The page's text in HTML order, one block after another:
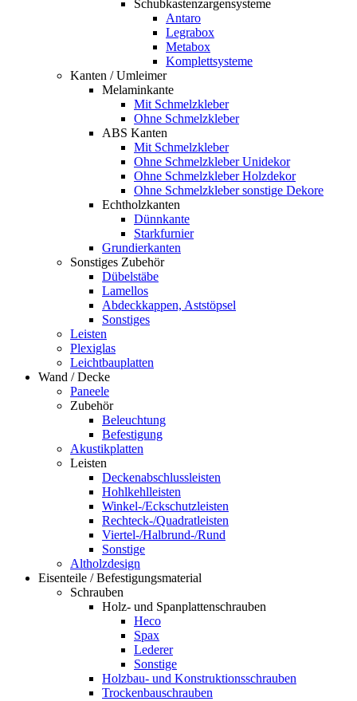
Schubkastenzargensysteme
Antaro
Legrabox
Metabox
Komplettsysteme
Kanten / Umleimer
Melaminkante
Mit Schmelzkleber
Ohne Schmelzkleber
ABS Kanten
Mit Schmelzkleber
Ohne Schmelzkleber Unidekor
Ohne Schmelzkleber Holzdekor
Ohne Schmelzkleber sonstige Dekore
Echtholzkanten
Dünnkante
Starkfurnier
Grundierkanten
Sonstiges Zubehör
Dübelstäbe
Lamellos
Abdeckkappen, Aststöpsel
Sonstiges
Leisten
Plexiglas
Leichtbauplatten
Wand / Decke
Paneele
Zubehör
Beleuchtung
Befestigung
Akustikplatten
Leisten
Deckenabschlussleisten
Hohlkehlleisten
Winkel-/Eckschutzleisten
Rechteck-/Quadratleisten
Viertel-/Halbrund-/Rund
Sonstige
Altholzdesign
Eisenteile / Befestigungsmaterial
Schrauben
Holz- und Spanplattenschrauben
Heco
Spax
Lederer
Sonstige
Holzbau- und Konstruktionsschrauben
Trockenbauschrauben